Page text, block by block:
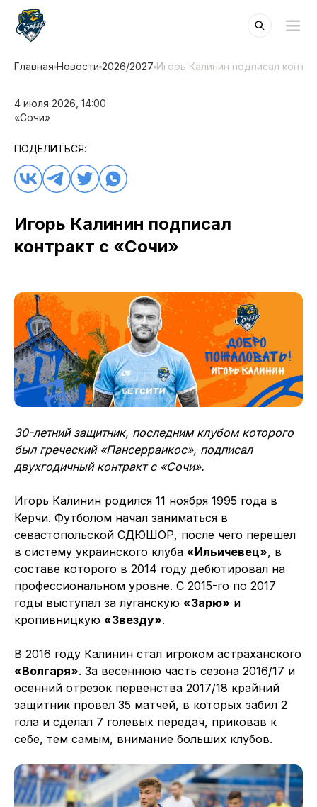
Главная Новости 2026/2027 Игорь Калинин подписал
4 июля 2026, 14:00
«Сочи»
ПОДЕЛИТЬСЯ:
Игорь Калинин подписал
контракт с «Сочи»
30-летний защитник, последним клубом которого
был греческий «Пансерраикос», подписал
двухгодичный контракт с «Сочи».
Игорь Калинин родился 11 ноября 1995 года в
Керчи. Футболом начал заниматься в
севастопольской СДЮШОР, после чего перешел
в систему украинского клуба «Ильичевец», в
составе которого в 2014 году дебютировал на
профессиональном уровне. С 2015-го по 2017
годы выступал за луганскую «Зарю» и
кропивницкую «Звезду».
В 2016 году Калинин стал игроком астраханского
«Волгаря». За весеннюю часть сезона 2016/17 и
осенний отрезок первенства 2017/18 крайний
защитник провел 35 матчей, в которых забил 2
гола и сделал 7 голевых передач, приковав к
себе, тем самым, внимание больших клубов.